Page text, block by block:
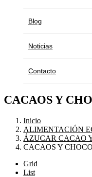
Blog
Noticias
Contacto
CACAOS Y
Inicio
ALIMENTACIÓN
ÁZUCAR CACAO
CACAOS Y
Grid
List